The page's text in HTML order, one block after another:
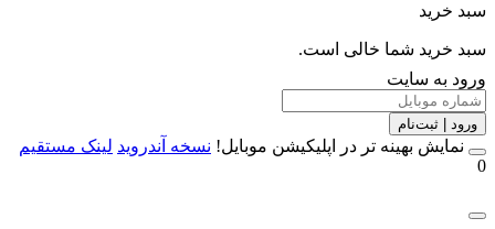
خرید شما خالی است.
به سایت
| ثبت‌نام
بهینه تر در اپلیکیشن موبایل!نسخه آندروید لینک مستقیم